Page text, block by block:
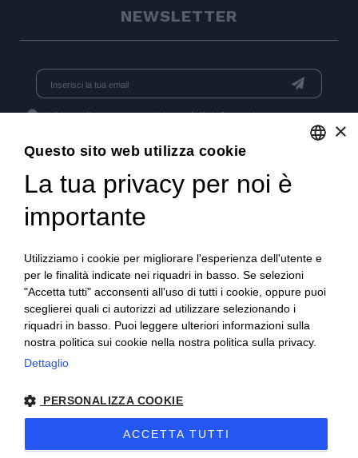
NEWSLETTER
Dichiaro di aver preso visione dell'informativae acconsento
GET SOCIAL
P.IVA IT04218710962 |Privacy|Note Legali|Sitemap
Data Act Policy
ENGLISH
GERMAN
PORTUGUESE
SPANISH
×
Questo sito web utilizza cookie
La tua privacy per noi è
importante
Utilizziamo i cookie per migliorare l'esperienza dell'utente e
per le finalità indicate nei riquadri in basso. Se selezioni
"Accetta tutti" acconsenti all'uso di tutti i cookie, oppure puoi
sceglierei quali ci autorizzi ad utilizzare selezionando i
riquadri in basso. Puoi leggere ulteriori informazioni sulla
nostra politica sui cookie nella nostra politica sulla privacy.
Dettaglio
PERSONALIZZA COOKIE
ACCETTA TUTTI